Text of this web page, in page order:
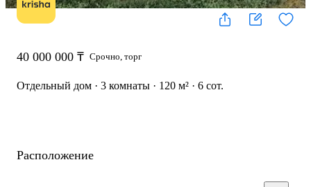
40 000 000 ₸ Срочно, торг
Отдельный дом · 3 комнаты · 120 м² · 6 сот.
Расположение